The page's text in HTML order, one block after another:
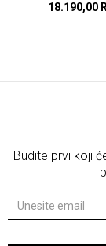
18.190,00
Budite prvi koji